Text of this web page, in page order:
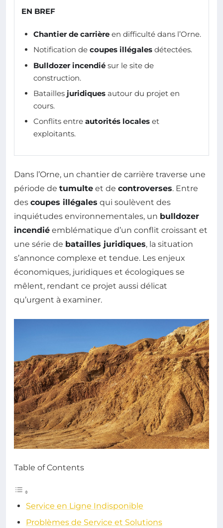
EN BREF
Chantier de carrière en difficulté dans l’Orne.
Notification de coupes illégales détectées.
Bulldozer incendié sur le site de
construction.
Batailles juridiques autour du projet en
cours.
Conflits entre autorités locales et
exploitants.
Dans l’Orne, un chantier de carrière traverse une
période de tumulte et de controverses. Entre
des coupes illégales qui soulèvent des
inquiétudes environnementales, un bulldozer
incendié emblématique d’un conflit croissant et
une série de batailles juridiques, la situation
s’annonce complexe et tendue. Les enjeux
économiques, juridiques et écologiques se
mêlent, rendant ce projet aussi délicat
qu’urgent à examiner.
Table of Contents
Service en Ligne Indisponible
Problèmes de Service et Solutions